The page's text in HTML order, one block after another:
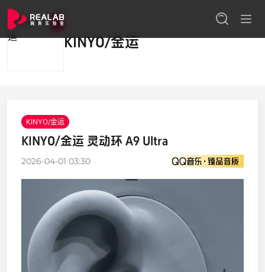
1
KINYO/金运
KINYO/金运
KINYO/金运 灵动环 A9 Ultra
2026-04-01 03:30